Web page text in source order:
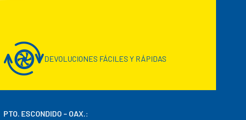
DEVOLUCIONES FÁCILES Y RÁPIDAS
PTO. ESCONDIDO – OAX. :